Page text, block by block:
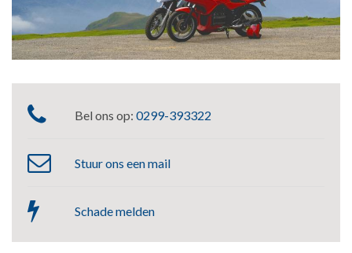
Bel ons op: 0299-393322
Stuur ons een mail
Schade melden